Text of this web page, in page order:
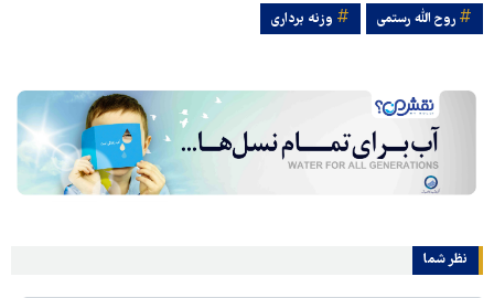
روح الله رستمی وزنه برداری
نظر شما